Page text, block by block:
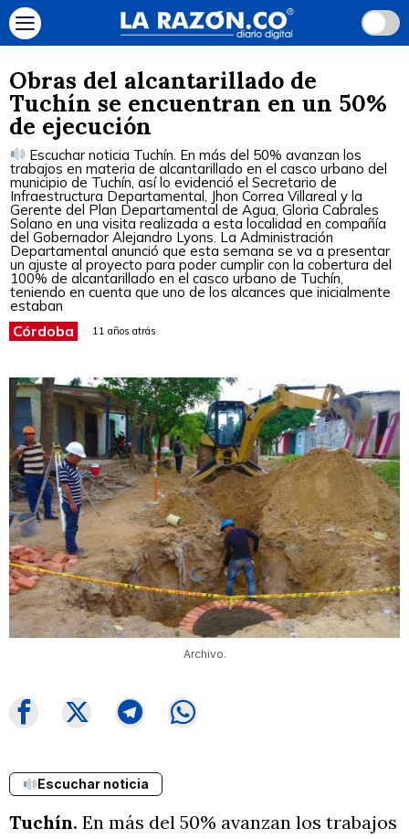
Obras del alcantarillado de
Tuchín se encuentran en un 50%
de ejecución
Escuchar noticia Tuchín. En más del 50% avanzan los
trabajos en materia de alcantarillado en el casco urbano del
municipio de Tuchín, así lo evidenció el Secretario de
Infraestructura Departamental, Jhon Correa Villareal y la
Gerente del Plan Departamental de Agua, Gloria Cabrales
Solano en una visita realizada a esta localidad en compañía
del Gobernador Alejandro Lyons. La Administración
Departamental anunció que esta semana se va a presentar
un ajuste al proyecto para poder cumplir con la cobertura del
100% de alcantarillado en el casco urbano de Tuchín,
teniendo en cuenta que uno de los alcances que inicialmente
estaban
Córdoba 11 años atrás
Archivo.
Escuchar noticia
Tuchín. En más del 50% avanzan los trabajos